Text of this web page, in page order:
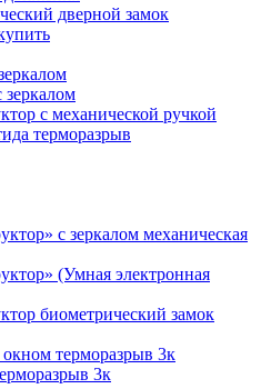
дверной замок
зеркалом
с механической ручкой
терморазрыв
с зеркалом механическая
(Умная электронная
биометрический замок
терморазрыв 3к
3к